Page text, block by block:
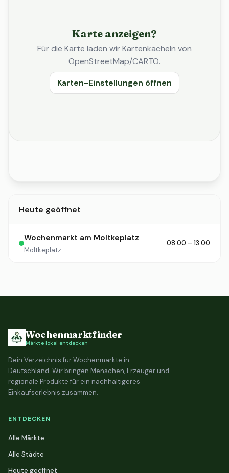
Karte anzeigen?
Für die Karte laden wir Kartenkacheln von
OpenStreetMap/CARTO.
Karten-Einstellungen öffnen
Heute geöffnet
Wochenmarkt am Moltkeplatz
Moltkeplatz
08:00 – 13:00
Wochenmarktfinder
Märkte lokal entdecken
Dein Verzeichnis für Wochenmärkte in
Deutschland. Wir bringen Menschen, Erzeuger und
regionale Produkte für ein nachhaltigeres
Einkaufserlebnis zusammen.
ENTDECKEN
Alle Märkte
Alle Städte
Heute geöffnet